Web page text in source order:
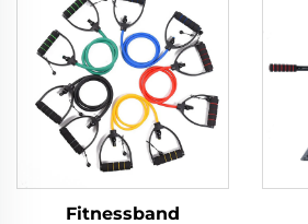
Fitnessband